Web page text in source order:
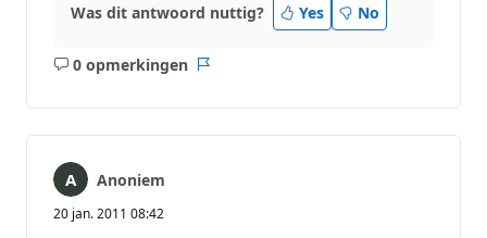
Was dit antwoord nuttig? Yes No
0 opmerkingen
Geen
Anoniem
20 jan. 2011 08:42